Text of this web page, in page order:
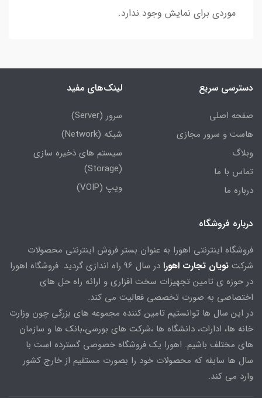
موردی برای نمایش وجود ندارد.
دسترسی سریع
صفحه اصلی
هاست و سرور مجازی
وبلاگ
تماس با ما
درباره ما
لینک‌های مفید
سرور (Server)
شبکه (Network)
سیستم های ذخیره سازی
(Storage)
ویپ (VOIP)
درباره فروشگاه
فروشگاه اینترنتی اهورا به عنوان بستر فروش اینترنتی محصولات
شرکت نویان تجارت اهورا
در سال 96 راه اندازی گردید. فروشگاه اهورا
در حوزه ی تامین تجهیزات سخت افزاری و ارائه راه حل های
اختصاصی به صورت تخصصی فعالیت می کند.
در این سال ها توانستیم تامین کننده مجموعه های بزرگی چون وزارت
خانه ها، ادارات، دانشگاه ها ،شرکت های بورسی،بانک ها و سازمان
های مختلف باشیم. اهورا یک فروشگاه خصوصی گسترده است با
سال ها سابقه که محصولات خود را بصورت مستقیم از خارج کشور
وارد می کند.